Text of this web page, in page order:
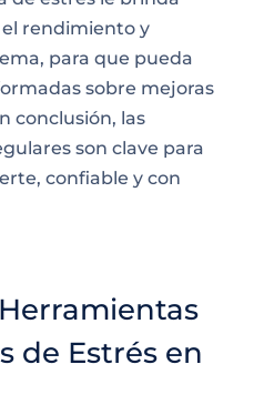
el rendimiento y
para que pueda
sobre mejoras
conclusión, las
son clave para
confiable y con
de Estrés en